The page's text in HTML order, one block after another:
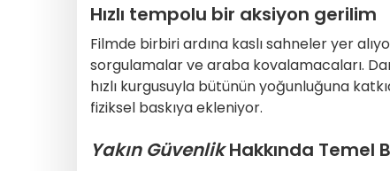
Hızlı tempolu bir aksiyon gerilim
Filmde birbiri ardına kaslı sahneler yer
sorgulamalar ve araba kovalamacaları.
hızlı kurgusuyla bütünün yoğunluğuna
fiziksel baskıya ekleniyor.
Yakın GüvenlikHakkında Temel